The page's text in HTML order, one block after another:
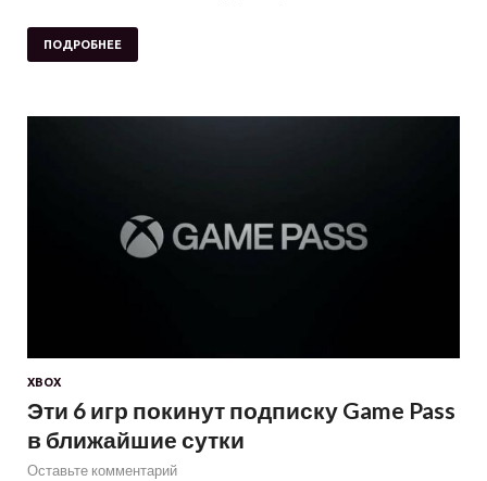
ПОДРОБНЕЕ
XBOX
Эти 6 игр покинут подписку Game Pass
в ближайшие сутки
Оставьте комментарий